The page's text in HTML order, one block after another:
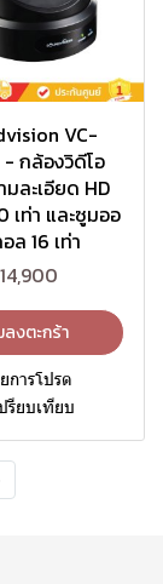
VC-
- กล้องวิดีโอ
มละเอียด HD
เท่า และซูมออ
ล 16 เท่า
ลงตะกร้า
การโปรด
รียบเทียบ